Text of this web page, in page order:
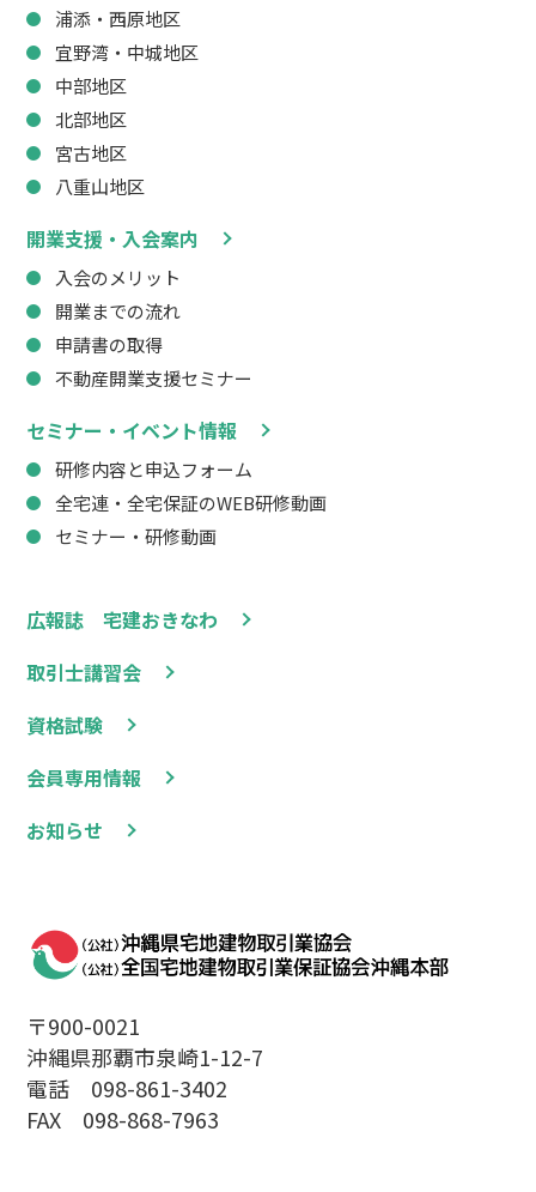
広報誌 宅建おきなわ
取引士講習会
資格試験
会員専用情報
お知らせ
浦添・西原地区
宜野湾・中城地区
中部地区
北部地区
宮古地区
八重山地区
開業支援・入会案内
入会のメリット
開業までの流れ
申請書の取得
不動産開業支援セミナー
セミナー・イベント情報
研修内容と申込フォーム
全宅連・全宅保証のWEB研修動画
セミナー・研修動画
〒900-0021
沖縄県那覇市泉崎1-12-7
電話 098-861-3402
FAX 098-868-7963